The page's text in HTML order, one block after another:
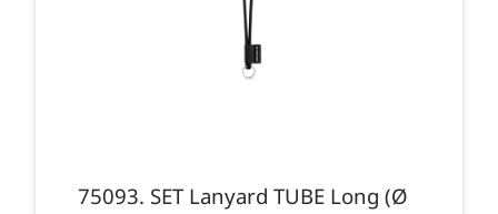
75093. SET Lanyard TUBE Long (Ø